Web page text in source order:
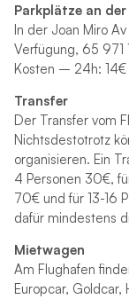
Parkplätze an der
In der Joan Miro
Verfügung, 65 971
Kosten – 24h:
Transfer
Der Transfer vom
Nichtsdestotrotz
organisieren. Ein
4 Personen 30€,
70€ und für 13-16
dafür mindestens
Mietwagen
Am Flughafen
Europcar,